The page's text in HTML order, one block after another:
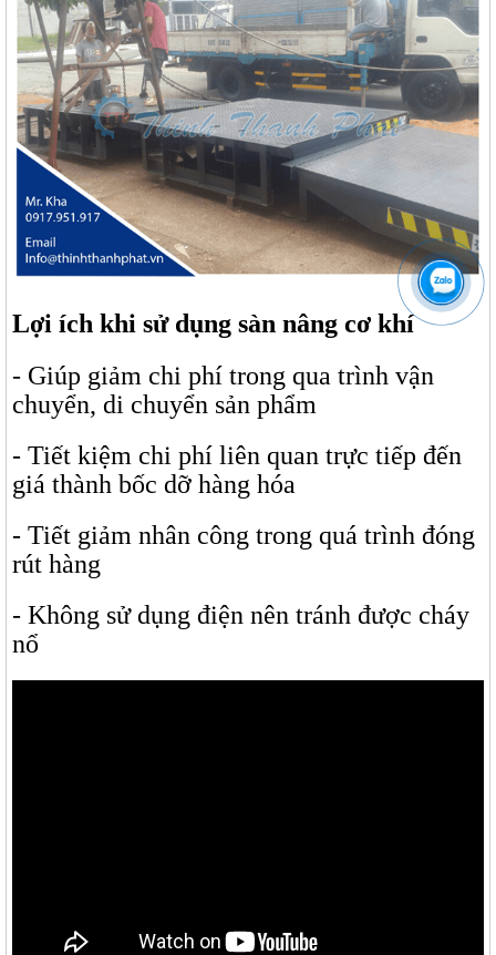
Lợi ích khi sử dụng sàn nâng cơ khí
- Giúp giảm chi phí trong qua trình vận
chuyển, di chuyển sản phẩm
- Tiết kiệm chi phí liên quan trực tiếp đến
giá thành bốc dỡ hàng hóa
- Tiết giảm nhân công trong quá trình đóng
rút hàng
- Không sử dụng điện nên tránh được cháy
nổ